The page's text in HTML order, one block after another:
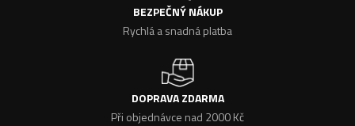
BEZPEČNÝ NÁKUP
Rychlá a snadná platba
DOPRAVA ZDARMA
Při objednávce nad 2000 Kč